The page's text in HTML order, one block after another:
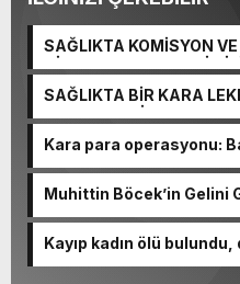
SAĞLIKTA KOMİSYON
NİHAT URUÇ VE SEMİH
VURGUNU!
SAĞLIKTA BİR KARA
MERKEZLERİ VE
Kara para operasyonu:
Muhittin Böcek’in Gelini
Kayıp kadın ölü bulundu,